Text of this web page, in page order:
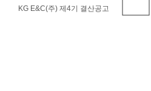
KG E&C(주) 제4기 결산공고